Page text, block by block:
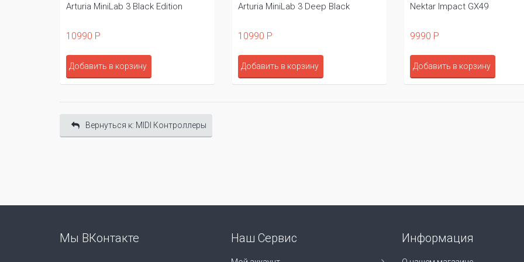
Arturia MiniLab 3 Black Edition
10990 Р
Добавить в корзину
Arturia MiniLab 3 Deep Black
10990 Р
Добавить в корзину
Nektar Impact GX49
9990 Р
Добавить в корзину
Вернуться к: MIDI Контроллеры
Мы ВКонтакте Наш Сервис Информация